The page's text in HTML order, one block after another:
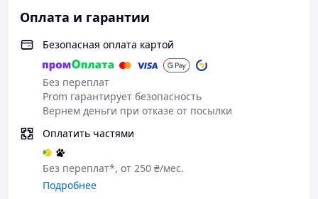
Оплата и гарантии
Безопасная оплата картой
Без переплат
Prom гарантирует безопасность
Вернем деньги при отказе от посылки
Оплатить частями
Без переплат*, от 250 ₴/мес.
Подробнее